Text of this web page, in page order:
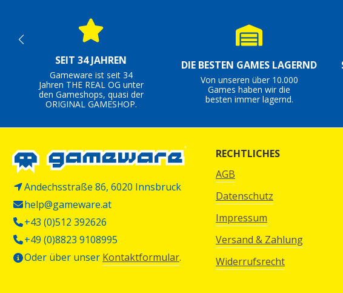
SEIT 34 JAHREN
Gameware ist seit 34
Jahren THE REAL OG unter
den Gameshops, quasi der
ORIGINAL GAMESHOP.
DIE BESTEN GAMES LAGERND
Von unseren über 10.000
Games haben wir die
besten immer lagernd.
Andechsstraße 86, 6020 Innsbruck
help@gameware.at
+43 (0)512 392626
+49 (0)8823 9108995
Oder über unser Kontaktformular.
RECHTLICHES
AGB
Datenschutz
Impressum
Versand & Zahlung
Widerrufsrecht